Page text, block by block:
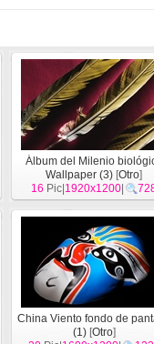
Álbum del Milenio
Wallpaper (3) [Otro]
16 Pic| 1920x1200
China Viento fondo de
(1)[Otro]